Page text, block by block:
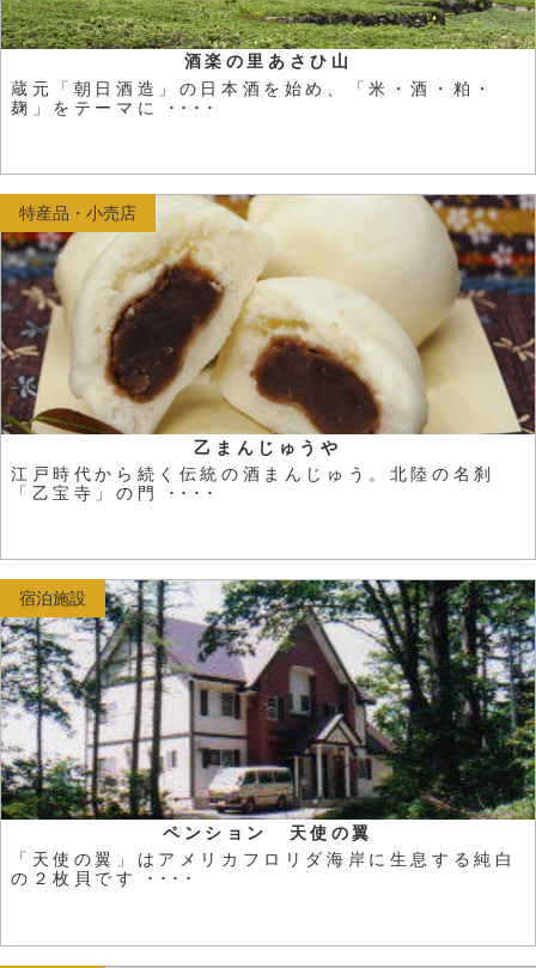
酒楽の里あさひ山
蔵元「朝日酒造」の日本酒を始め、「米・酒・粕・
麹」をテーマに ････
乙まんじゅうや
江戸時代から続く伝統の酒まんじゅう。北陸の名刹
「乙宝寺」の門 ････
特産品・小売店
ペンション 天使の翼
「天使の翼」はアメリカフロリダ海岸に生息する純白
の２枚貝です ････
宿泊施設